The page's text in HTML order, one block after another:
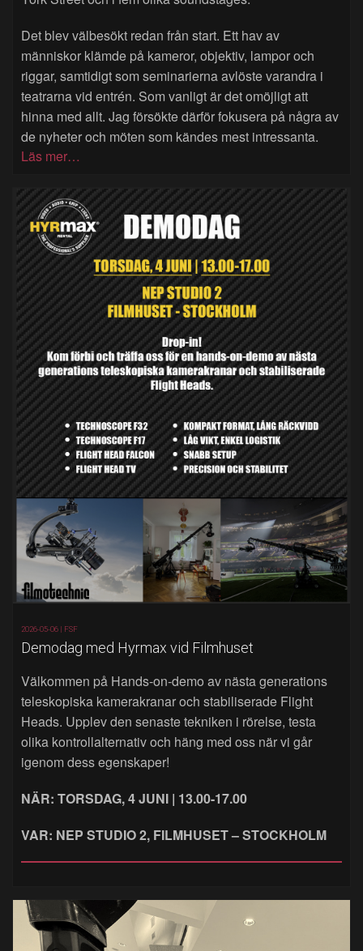
Det blev välbesökt redan från start. Ett hav av
människor klämde på kameror, objektiv, lampor och
riggar, samtidigt som seminarierna avlöste varandra i
teatrarna vid entrén. Som vanligt är det omöjligt att
hinna med allt. Jag försökte därför fokusera på några av
de nyheter och möten som kändes mest intressanta.
Läs mer…
2026-05-06 | FSF
Demodag med Hyrmax vid Filmhuset
Välkommen på Hands‑on‑demo av nästa generations
teleskopiska kamerakranar och stabiliserade Flight
Heads. Upplev den senaste tekniken i rörelse, testa
olika kontrollalternativ och häng med oss när vi går
igenom dess egenskaper!
NÄR: TORSDAG, 4 JUNI | 13.00-17.00
VAR: NEP STUDIO 2, FILMHUSET – STOCKHOLM